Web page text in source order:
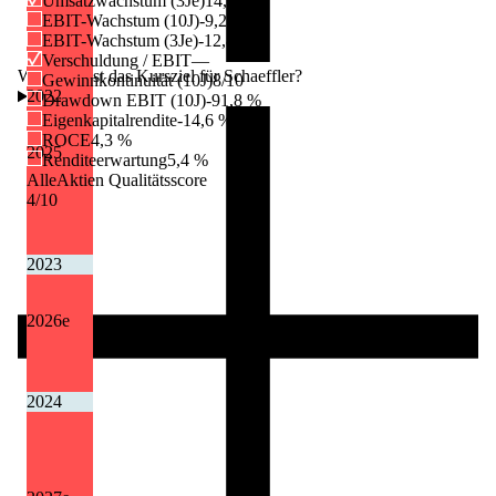
2025
2026e
2022
2023
2024
EBIT-Wachstum (10J)-9,2 %
EBIT-Wachstum (3Je)-12,8 %
Verschuldung / EBIT—
Gewinnkontinuität (10J)8/10
Drawdown EBIT (10J)-91,8 %
Eigenkapitalrendite-14,6 %
ROCE4,3 %
Renditeerwartung5,4 %
AlleAktien Qualitätsscore
4/10
Wie hoch ist das Kursziel für Schaeffler?